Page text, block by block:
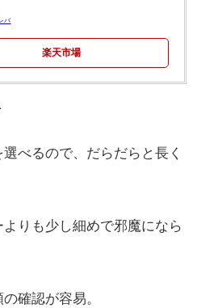
バ
楽天市場
べるので、だらだらと長く
りも少し細めで邪魔になら
確認が容易。